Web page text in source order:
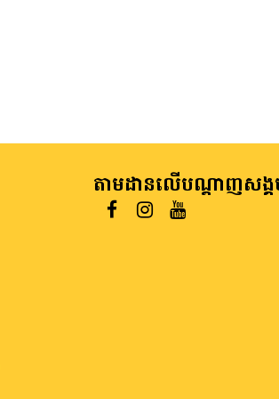
តាមដានលើបណ្តាញសង្